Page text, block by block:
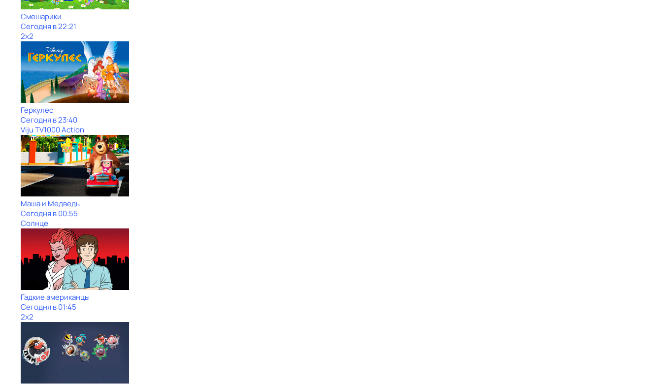
Смешарики
Сегодня в 22:21
2x2
Геркулес
Сегодня в 23:40
Viju TV1000 Action
Маша и Медведь
Сегодня в 00:55
Солнце
Гадкие американцы
Сегодня в 01:45
2x2